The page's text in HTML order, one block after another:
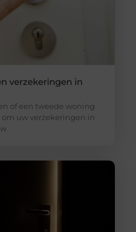
verzekeringen in
of een tweede woning
uw verzekeringen in